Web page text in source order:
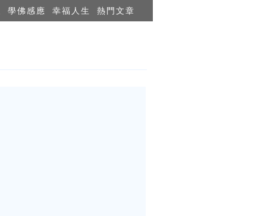
學佛感應 幸福人生 熱門文章